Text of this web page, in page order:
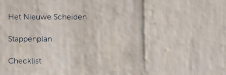
Het Nieuwe Scheiden
Stappenplan
Checklist